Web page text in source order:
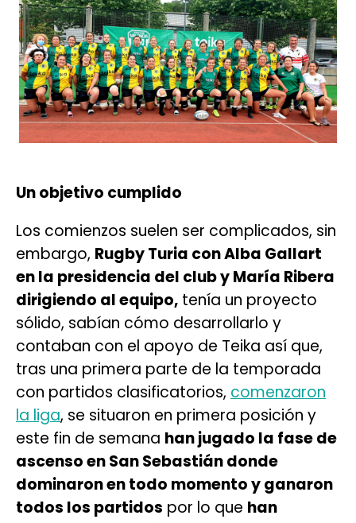
Un objetivo cumplido
Los comienzos suelen ser complicados, sin
embargo, Rugby Turia con Alba Gallart
en la presidencia del club y María Ribera
dirigiendo al equipo, tenía un proyecto
sólido, sabían cómo desarrollarlo y
contaban con el apoyo de Teika así que,
tras una primera parte de la temporada
con partidos clasificatorios, comenzaron
la liga, se situaron en primera posición y
este fin de semana han jugado la fase de
ascenso en San Sebastián donde
dominaron en todo momento y ganaron
todos los partidos por lo que han